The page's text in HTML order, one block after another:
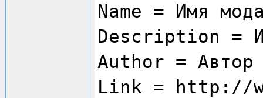
Name = Имя
Description =
Author = Автор
Link = http://